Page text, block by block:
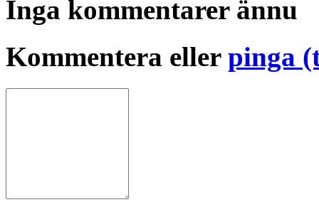
Inga kommentarer ännu
Kommentera eller pinga